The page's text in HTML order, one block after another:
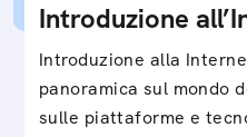
Introduzione
Introduzione alla
panoramica sul mondo
sulle piattaforme e